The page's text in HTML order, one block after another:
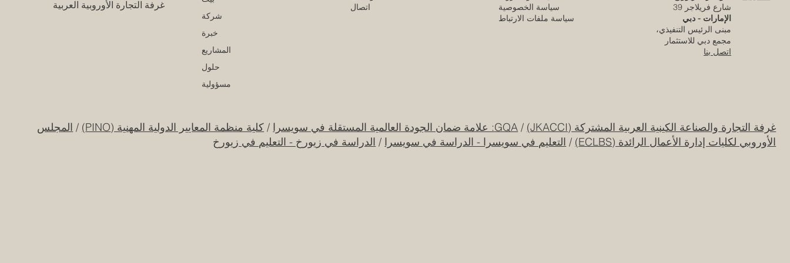
غرفة التجارة الأوروبية العربية
شركة
خبرة
المشاريع
حلول
مسؤولية
اتصال
سياسة الخصوصية
سياسة ملفات الارتباط
شارع فريلاجر 39
الإمارات - دبي
مبنى الرئيس التنفيذي،
مجمع دبي للاستثمار
اتصل بنا
غرفة التجارة والصناعة الكينية العربية المشتركة (JKACCI) / GQA: علامة ضمان الجودة العالمية المستقلة في سويسرا / كلية منظمة المعايير الدولية المهنية (PINO) / المجلس
الأوروبي لكليات إدارة الأعمال الرائدة (ECLBS)
/ التعليم في سويسرا - الدراسة في سويسرا / الدراسة في زيورخ - التعليم في زيورخ